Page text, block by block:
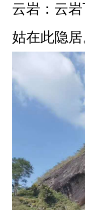
云岩：云
姑在此隐居